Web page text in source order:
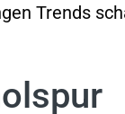
Trends